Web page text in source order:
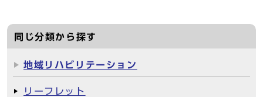
同じ分類から探す
地域リハビリテーション
リーフレット